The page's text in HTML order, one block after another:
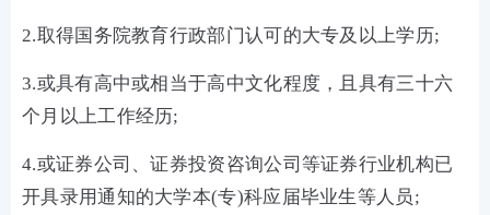
2.取得国务院教育行政部门认可的大专及以上学历;
3.或具有高中或相当于高中文化程度，且具有三十六
个月以上工作经历;
4.或证券公司、证券投资咨询公司等证券行业机构已
开具录用通知的大学本(专)科应届毕业生等人员;